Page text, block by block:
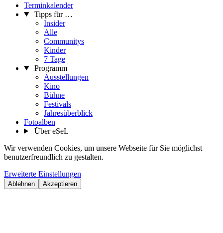
Terminkalender
Tipps für …
Insider
Alle
Communitys
Kinder
7 Tage
Programm
Ausstellungen
Kino
Bühne
Festivals
Jahresüberblick
Fotoalben
Über eSeL
Wir verwenden Cookies, um unsere Webseite für Sie möglichst
benutzerfreundlich zu gestalten.
Erweiterte Einstellungen
Ablehnen Akzeptieren